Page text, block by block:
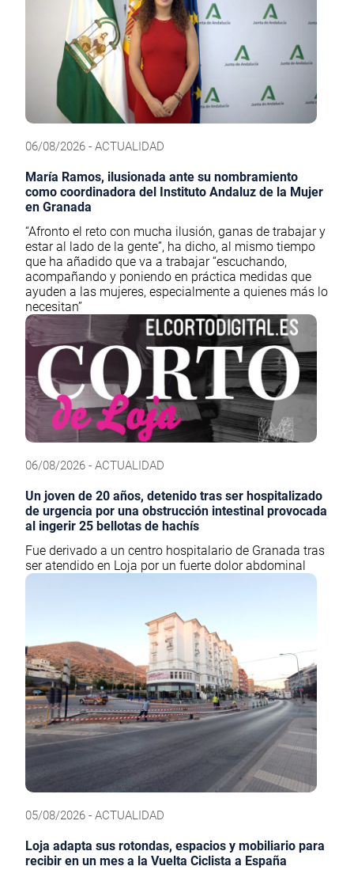
06/08/2026 - ACTUALIDAD
María Ramos, ilusionada ante su nombramiento
como coordinadora del Instituto Andaluz de la Mujer
en Granada
“Afronto el reto con mucha ilusión, ganas de trabajar y
estar al lado de la gente”, ha dicho, al mismo tiempo
que ha añadido que va a trabajar “escuchando,
acompañando y poniendo en práctica medidas que
ayuden a las mujeres, especialmente a quienes más lo
necesitan”
06/08/2026 - ACTUALIDAD
Un joven de 20 años, detenido tras ser hospitalizado
de urgencia por una obstrucción intestinal provocada
al ingerir 25 bellotas de hachís
Fue derivado a un centro hospitalario de Granada tras
ser atendido en Loja por un fuerte dolor abdominal
05/08/2026 - ACTUALIDAD
Loja adapta sus rotondas, espacios y mobiliario para
recibir en un mes a la Vuelta Ciclista a España